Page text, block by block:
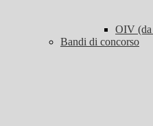
OIV (da
Bandi di concorso